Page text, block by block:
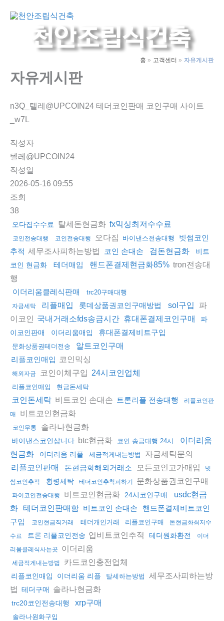
홈 고객센터 자유게시판
자유게시판
n3Q_텔레@UPCOIN24 테더코인판매 코인구매 사이트
_w7L
작성자
텔레@UPCOIN24
작성일
2026-05-16 09:55
조회
38
오다집수수료 탈세돈현금화 fx믹싱최저수수료
코인전송대행 코인전송대행 오다집 바이낸스전송대행
빗썸코인
추적 세무조사피하는방법 코인 손대손 검돈현금화
비트
코인 현금화
테더매입 핸드폰결제현금화85% tron전송대
행
이더리움클레식판매 trc20구매대행
자금세탁 리플매입 롯데상품권코인구매방법 sol구입
파
이코인 국내거래소fds송금시간 휴대폰결제코인구매
파
이코인판매
이더리움매입 휴대폰결제비트구입
문화상품권테더전송
알트코인구매
리플코인매입 코인믹싱
해외자금 코인이체구입 24시코인업체
리플코인매입 현금돈세탁
코인돈세탁 비트코인 손대손 트론리플 전송대행
리플코인판
매
비트코인현금화
코인무통 솔라나현금화
바이낸스코인삽니다 btc현금화 코인 송금대행 24시
이더리움
현금화
이더리움 리플 세금적게내는방법 자금세탁문의
리플코인판매 돈현금화해외거래소 모든코인고가매입
빗
썸코인추적
횡령세탁 테더코인추척피하기 문화상품권코인구매
파이코인전송대행 비트코인현금화 24시코인구매
usdc현금
화 테더코인판매함 비트코인 손대손
핸드폰결제비트코인
구입
코인현금직거래 테더개인거래 리플코인구매
돈현금화최저수
수료
트론 리플코인전송 업비트코인추적 테더원화환전
이더
리움클레식사는곳
이더리움
세금적게내는방법 카드코인충전업체
리플코인매입 이더리움 리플 탈세하는방법
세무조사피하는방
법 테더구매 솔라나현금화
trc20코인전송대행 xrp구매
솔라나원화구입